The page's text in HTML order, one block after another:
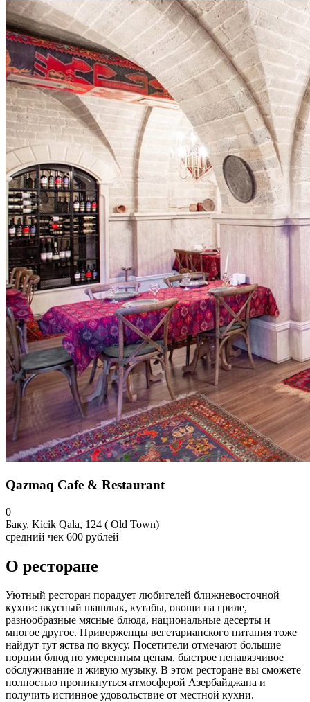
Qazmaq Cafe & Restaurant
0
Баку, Kicik Qala, 124 ( Old Town)
средний чек 600 рублей
О ресторане
Уютный ресторан порадует любителей ближневосточной
кухни: вкусный шашлык, кутабы, овощи на гриле,
разнообразные мясные блюда, национальные десерты и
многое другое. Приверженцы вегетарианского питания тоже
найдут тут яства по вкусу. Посетители отмечают большие
порции блюд по умеренным ценам, быстрое ненавязчивое
обслуживание и живую музыку. В этом ресторане вы сможете
полностью проникнуться атмосферой Азербайджана и
получить истинное удовольствие от местной кухни.